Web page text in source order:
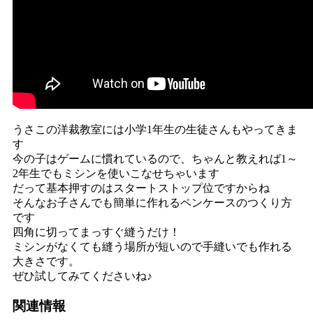
うさこの洋裁教室には小学1年生の生徒さんもやってきま
す
今の子はゲームに慣れているので、ちゃんと教えれば1～
2年生でもミシンを使いこなせちゃいます
だって基本押すのはスタートストップ位ですからね
そんなお子さんでも簡単に作れるペンケースのつくり方
です
四角に切ってまっすぐ縫うだけ！
ミシンがなくても縫う場所が短いので手縫いでも作れる
大きさです。
ぜひ試してみてくださいね♪
関連情報